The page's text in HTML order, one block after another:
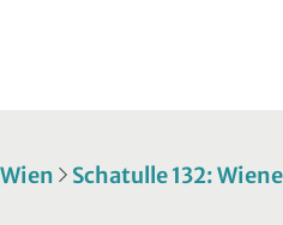
Schatulle 132: